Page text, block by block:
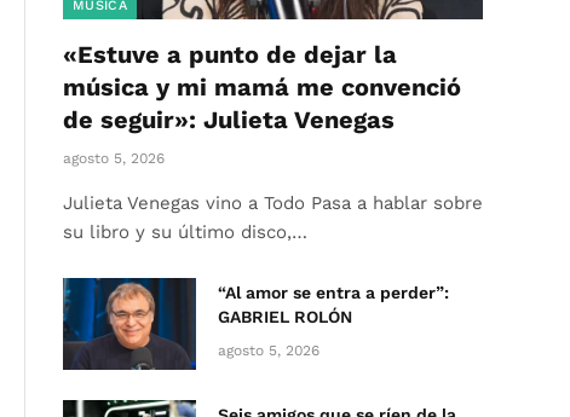
MÚSICA
«Estuve a punto de dejar la
música y mi mamá me convenció
de seguir»: Julieta Venegas
agosto 5, 2026
Julieta Venegas vino a Todo Pasa a hablar sobre
su libro y su último disco,…
“Al amor se entra a perder”:
GABRIEL ROLÓN
agosto 5, 2026